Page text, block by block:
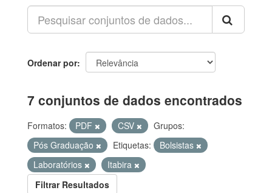
Ordenar por
7 conjuntos de dados encontrados
Formatos: PDF CSV
Grupos:
Pós Graduação
Etiquetas:
Bolsistas
Laboratórios
Itabira
Filtrar Resultados